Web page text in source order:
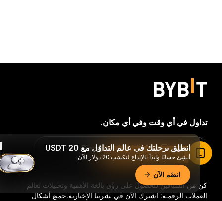
كن من السباقين للحصول على رؤًى بالغة الأهمية وتحليلات لعالم
العملات الرقمية: اشترك الآن في نشرتنا الإخبارية.جميع أشكال
تداول في أي وقت وفي أي مكان.
Download Bybit App
انطلِق برحلتك في عالم التداوُل مع 20 USDT
أنشِئ حسابًا وابدَأ بالإيداع لتكسَب 20 دولار الآن
انضَم الآن
اقرأ المقال في تطبيق Bybit